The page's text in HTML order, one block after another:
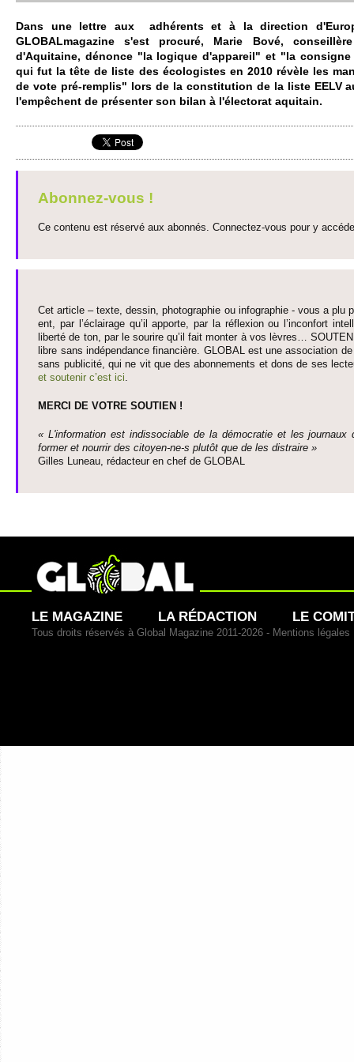
Dans une lettre aux adhérents et à la dire­ction d'
GLOBALmagazine s'est pro­curé, Marie Bové,
d'Aquitaine, dénonce "la logique d'appareil" et "la
qui fut la tête de liste des éco­logistes en 2010 révèle les
de vote pré-re­m­plis" lors de la consti­tution de la liste EELV
l'empêchent de présenter son bilan à l'électo­rat aquitain.
Abonnez-vous !
Ce contenu est réservé aux abonnés. Connectez-vous pour y
Cet article – texte, dessin, photographie ou infographie - vous a plu
ent, par l’éclairage qu’il appo­rte, par la réflexion ou l’inconfort
liberté de ton, par le so­urire qu’il fait monter à vos lèvres…
libre sans indépendance financière. GLOBAL est une asso­ci­ation
sans publi­cité, qui ne vit que des abonne­ments et dons de ses
et so­utenir c’est ici.
MERCI DE VOTRE SO­UTIEN !
« L'information est indisso­ci­able de la démo­cratie et les journaux
former et nourrir des ci­to­yen-ne-s plutôt que de les dis­traire »
Gi­lles Luneau, rédacteur en chef de GLOBAL
LE MAGAZINE LA RÉDACTION LE
Tous droits réservés à Global Magazine 2011-2026 - Mentions légales